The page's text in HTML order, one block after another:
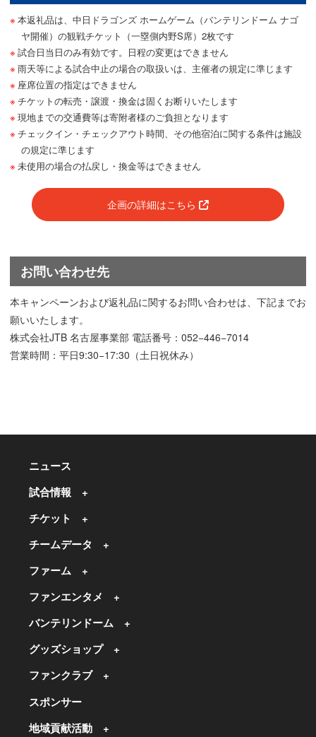
本返礼品は、中日ドラゴンズ ホームゲーム（バンテリンドーム ナゴ
ヤ開催）の観戦チケット（一塁側内野S席）2枚です
試合日当日のみ有効です。日程の変更はできません
雨天等による試合中止の場合の取扱いは、主催者の規定に準じます
座席位置の指定はできません
チケットの転売・譲渡・換金は固くお断りいたします
現地までの交通費等は寄附者様のご負担となります
チェックイン・チェックアウト時間、その他宿泊に関する条件は施設
の規定に準じます
未使用の場合の払戻し・換金等はできません
企画の詳細はこちら
お問い合わせ先
本キャンペーンおよび返礼品に関するお問い合わせは、下記までお
願いいたします。
株式会社JTB 名古屋事業部 電話番号：052−446−7014
営業時間：平日9:30−17:30（土日祝休み）
ニュース
試合情報
チケット
チームデータ
ファーム
ファンエンタメ
バンテリンドーム
グッズショップ
ファンクラブ
スポンサー
地域貢献活動